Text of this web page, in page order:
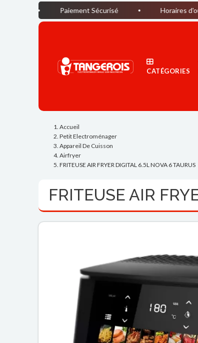
Paiement Sécurisé Horaires d'ouverture du
CATÉGORIES
Accueil
Petit Electroménager
Appareil De Cuisson
Airfryer
FRITEUSE AIR FRYER DIGITAL 6.5L NOVA 6 TAURUS
FRITEUSE AIR